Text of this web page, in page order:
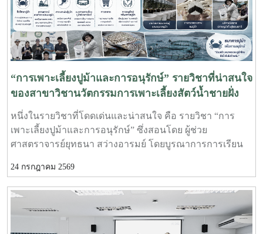
อดทน สู้งาน ซื่อสัตย์ มีสัมมาคารวะ ทำงานร่วมกับผู้อื่นได้
และการปรับตัวให้เข้ากับองค์กร ตลอดจนพัฒนาทักษะ
วิชาชีพด้านการเพาะเลี้ยงสัตว์น้ำชายฝั่ง ให้สอดคล้องกับ
ความต้องการของภาคอุตสาหกรรมการผลิตสัตว์น้ำและอื่นๆ
ที่เกี่ยวข้อง
“การเพาะเลี้ยงปูม้าและการอนุรักษ์” รายวิชาที่น่าสนใจ
ของสาขาวิชานวัตกรรมการเพาะเลี้ยงสัตว์น้ำชายฝั่ง
หนึ่งในรายวิชาที่โดดเด่นและน่าสนใจ คือ รายวิชา “การ
เพาะเลี้ยงปูม้าและการอนุรักษ์” ซึ่งสอนโดย ผู้ช่วย
ศาสตราจารย์ยุทธนา สว่างอารมย์ โดยบูรณาการการเรียน
ให้นักศึกษาได้เรียนรู้ทั้งภาคทฤษฎีและภาคปฏิบัติ ตั้งแต่
ชีววิทยาและวงจรชีวิตของปูม้า การเพาะเลี้ยง การจัดการ
ทรัพยากรสัตว์น้ำ ตลอดจนแนวทางการอนุรักษ์และการฟื้นฟู
ทรัพยากรปูม้าในพื้นที่ชายฝั่งนักศึกษาจะได้ลงพื้นที่ปฏิบัติ
งานจริง ร่วมศึกษาวิจัยและทำกิจกรรมบริการวิชาการกับ
24 กรกฎาคม 2569